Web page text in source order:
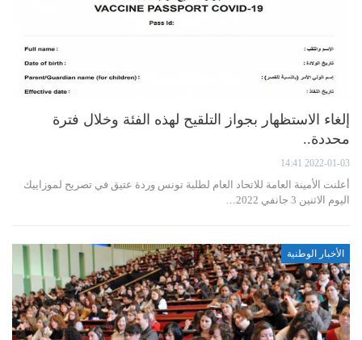
إلغاء الاستظهار بجواز التلقيح لهذه الفئة وخلال فترة
محددة..
2022-01-03 14:41
أعلنت الأمينة العامة للاتحاد العام لطلبة تونس وردة عتيق في تصريح لموزاييك
اليوم الاثنين 3 جانفي 2022…
الأخبار الوطنية